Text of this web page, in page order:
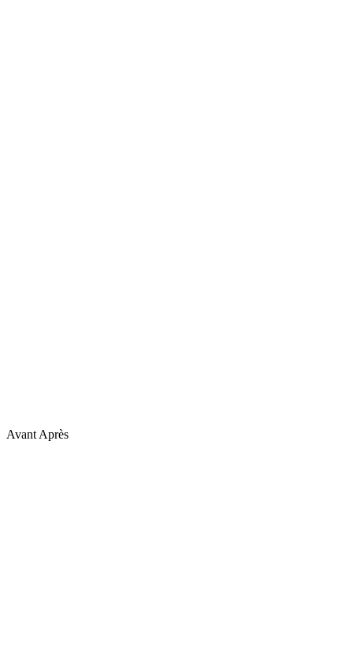
Avant Après